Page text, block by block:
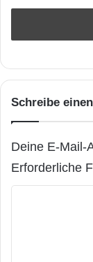
Schreibe
Deine E-Mail-
Erforderliche